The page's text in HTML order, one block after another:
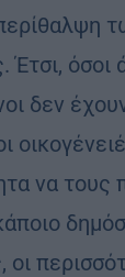
Έτσι, όσοι
δεν
να τους